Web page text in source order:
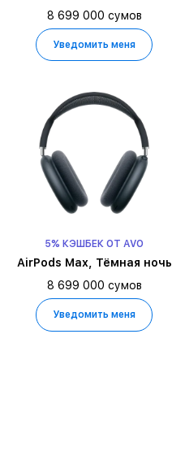
8 699 000 сумов
Уведомить меня
5% КЭШБЕК ОТ AVO
AirPods Max, Тёмная ночь
8 699 000 сумов
Уведомить меня